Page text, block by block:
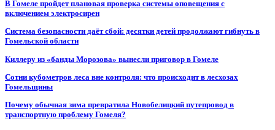
В Гомеле пройдет плановая проверка системы оповещения с
включением электросирен
Система безопасности даёт сбой: десятки детей продолжают гибнуть в
Гомельской области
Киллеру из «банды Морозова» вынесли приговор в Гомеле
Сотни кубометров леса вне контроля: что происходит в лесхозах
Гомельщины
Почему обычная зима превратила Новобелицкий путепровод в
транспортную проблему Гомеля?